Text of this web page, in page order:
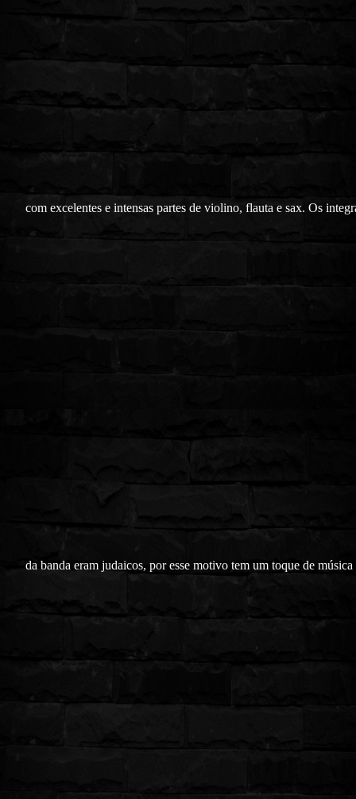
com excelentes e intensas partes de violino, flauta e sax. Os
da banda eram judaicos, por esse motivo tem um toque de música